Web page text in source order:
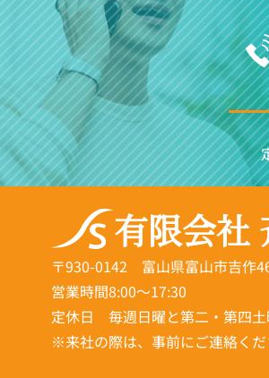
有限会社
〒930-0142 富山県富山市吉作
営業時間8:00～17:30
定休日 毎週日曜と第二・第四土
※来社の際は、事前にご連絡くだ